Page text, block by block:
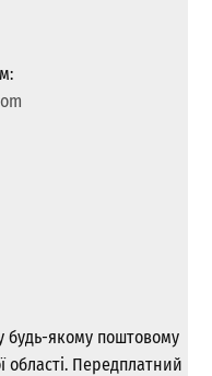
будь-якому поштовому
області. Передплатний